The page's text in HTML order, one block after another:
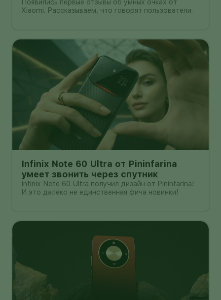
дисплея" от Xioami
Появились первые отзывы об умных очках от
Xiaomi. Рассказываем, что говорят пользователи.
Infinix Note 60 Ultra от Pininfarina
умеет звонить через спутник
Infinix Note 60 Ultra получил дизайн от Pininfarina!
И это далеко не единственная фича новинки!